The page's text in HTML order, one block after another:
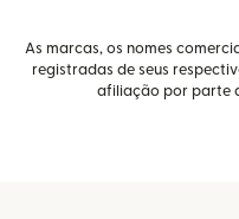
As marcas, os nomes
registradas de seus
afiliação por parte